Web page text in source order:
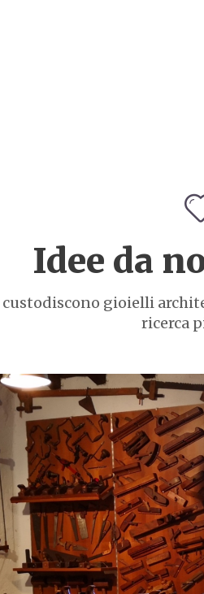
Idee da
custodiscono gioielli
ricerca